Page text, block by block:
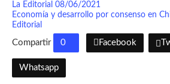
La Editorial 08/06/2021
Economía y desarrollo por consenso en
Editorial
Compartir 0 Facebook
Whatsapp